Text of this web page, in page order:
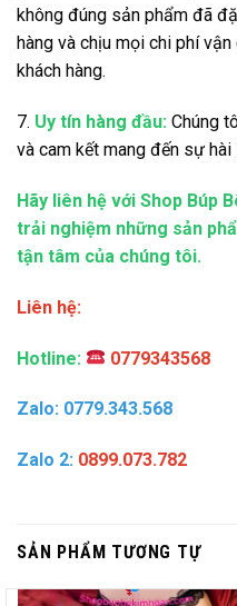
không đúng sản phẩm đã
hàng và chịu mọi chi phí
khách hàng.
7. Uy tín hàng đầu: Chúng
và cam kết mang đến sự
Hãy liên hệ với Shop Búp
trải nghiệm những sản
tận tâm của chúng tôi.
Liên hệ:
Hotline: 0779343568
Zalo: 0779.343.568
Zalo 2: 0899.073.782
SẢN PHẨM TƯƠNG TỰ